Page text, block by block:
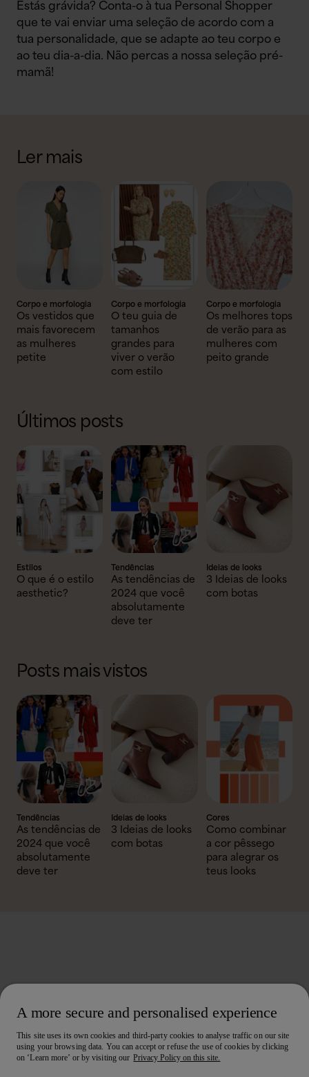
Estás grávida? Conta-o à tua Personal Shopper
que te vai enviar uma seleção de acordo com a
tua personalidade, que se adapte ao teu corpo e
ao teu dia-a-dia. Não percas a nossa seleção pré-
mamã!
Ler mais
Corpo e morfologia
Os vestidos que
mais favorecem
as mulheres
petite
Corpo e morfologia
O teu guia de
tamanhos
grandes para
viver o verão
com estilo
Corpo e morfologia
Os melhores tops
de verão para as
mulheres com
peito grande
Últimos posts
Estilos
O que é o estilo
aesthetic?
Tendências
As tendências de
2024 que você
absolutamente
deve ter
Ideias de looks
3 Ideias de looks
com botas
Posts mais vistos
Tendências
As tendências de
2024 que você
absolutamente
deve ter
Ideias de looks
3 Ideias de looks
com botas
Cores
Como combinar
a cor pêssego
para alegrar os
teus looks
A more secure and personalised experience
This site uses its own cookies and third-party cookies to analyse traffic on our site
using your browsing data. You can accept or refuse the use of cookies by clicking
on ‘Learn more’ or by visiting our Privacy Policy on this site.